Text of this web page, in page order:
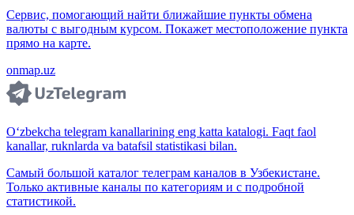
Сервис, помогающий найти ближайшие пункты обмена
валюты с выгодным курсом. Покажет местоположение пункта
прямо на карте.
onmap.uz
O‘zbekcha telegram kanallarining eng katta katalogi. Faqt faol
kanallar, ruknlarda va batafsil statistikasi bilan.
Самый большой каталог телеграм каналов в Узбекистане.
Только активные каналы по категориям и с подробной
статистикой.